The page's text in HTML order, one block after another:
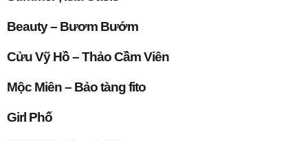
Beauty – Bươm Bướm
Cửu Vỹ Hồ – Thảo Cầm Viên
Mộc Miên – Bảo tàng fito
Girl Phố